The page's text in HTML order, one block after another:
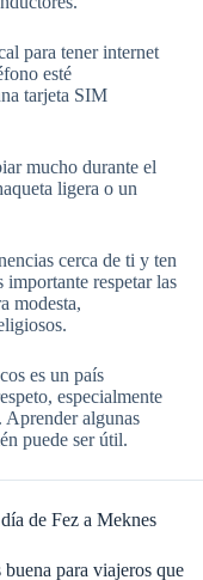
para tener internet
esté
tarjeta SIM
mucho durante el
ligera o un
cerca de ti y ten
importante respetar las
modesta,
es un país
especialmente
Aprender algunas
puede ser útil.
de Fez a Meknes
para viajeros que